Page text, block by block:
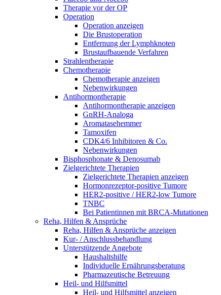
Therapie vor der OP
Operation
Operation anzeigen
Die Brustoperation
Entfernung der Lymphknoten
Brustaufbauende Verfahren
Strahlentherapie
Chemotherapie
Chemotherapie anzeigen
Nebenwirkungen
Antihormontherapie
Antihormontherapie anzeigen
GnRH-Analoga
Aromatasehemmer
Tamoxifen
CDK4/6 Inhibitoren & Co.
Nebenwirkungen
Bisphosphonate & Denosumab
Zielgerichtete Therapien
Zielgerichtete Therapien anzeigen
Hormonrezeptor-positive Tumore
HER2-positive / HER2-low Tumore
TNBC
Bei Patientinnen mit BRCA-Mutationen
Reha, Hilfen & Ansprüche
Reha, Hilfen & Ansprüche anzeigen
Kur- / Anschlussbehandlung
Unterstützende Angebote
Haushaltshilfe
Individuelle Ernährungsberatung
Pharmazeutische Betreuung
Heil- und Hilfsmittel
Heil- und Hilfsmittel anzeigen